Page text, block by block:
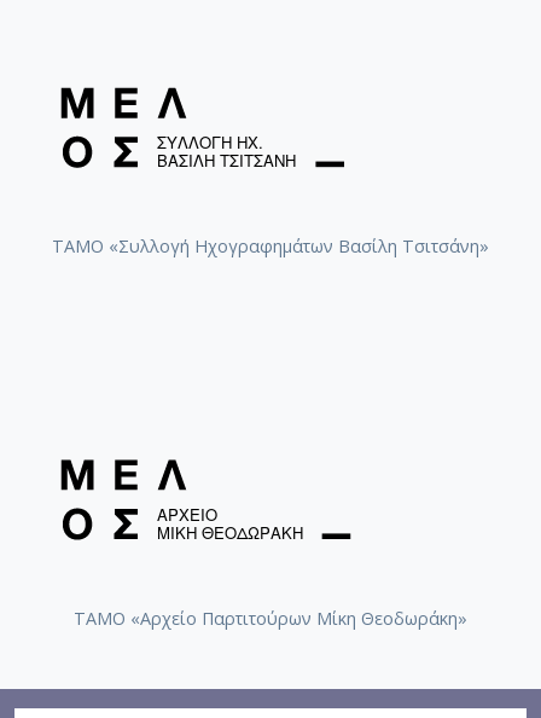
ΤΑΜΟ «Συλλογή Ηχογραφημάτων Βασίλη Τσιτσάνη»
ΤΑΜΟ «Αρχείο Παρτιτούρων Μίκη Θεοδωράκη»